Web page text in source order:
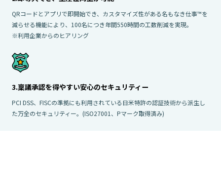
QRコードとアプリで即開始でき、カスタマイズ性がある名もなき仕事™を
減らせる機能により、100名につき年間550時間の工数削減を実現。
※利用企業からのヒアリング
3.稟議承認を得やすい安心のセキュリティー
PCI DSS、FISCの準拠にも利用されている日米特許の認証技術から派生し
た万全のセキュリティー。(ISO27001、Pマーク取得済み)